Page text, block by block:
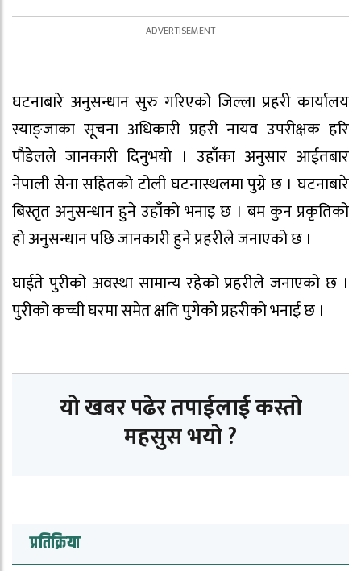
घटनाबारे अनुसन्धान सुरु गरिएको जिल्ला प्रहरी कार्यालय
स्याङ्जाका सूचना अधिकारी प्रहरी नायव उपरीक्षक हरि
पौडेलले जानकारी दिनुभयो । उहाँका अनुसार आईतबार
नेपाली सेना सहितको टोली घटनास्थलमा पुग्ने छ । घटनाबारे
बिस्तृत अनुसन्धान हुने उहाँको भनाइ छ । बम कुन प्रकृतिको
हो अनुसन्धान पछि जानकारी हुने प्रहरीले जनाएको छ ।
घाईते पुरीको अवस्था सामान्य रहेको प्रहरीले जनाएको छ ।
पुरीको कच्ची घरमा समेत क्षति पुगेकोे प्रहरीको भनाई छ ।
यो खबर पढेर तपाईलाई कस्तो
महसुस भयो ?
प्रतिक्रिया